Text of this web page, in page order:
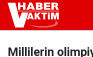
Millilerin